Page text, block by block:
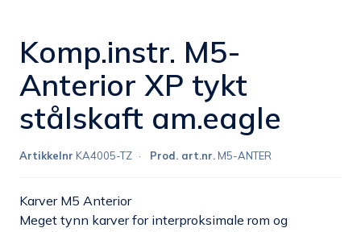
Komp.instr. M5-
Anterior XP tykt
stålskaft am.eagle
Artikkelnr KA4005-TZ Prod. art.nr. M5-ANTER
Karver M5 Anterior
Meget tynn karver for interproksimale rom og